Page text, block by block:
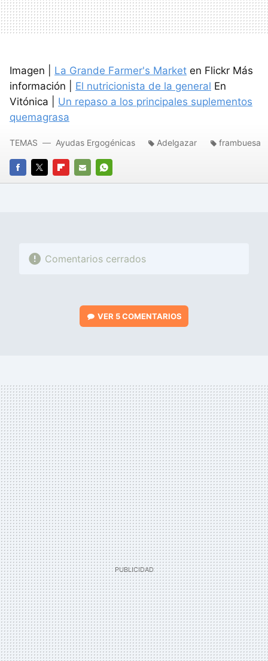
Imagen | La Grande Farmer's Market en Flickr Más
información | El nutricionista de la general En
Vitónica | Un repaso a los principales suplementos
quemagrasa
FACEBOOK
TWITTERFLIPBOARD
E-
WHATSAPP
TEMAS Ayudas Ergogénicas Adelgazar frambuesa
Comentarios cerrados
VER 5 COMENTARIOS